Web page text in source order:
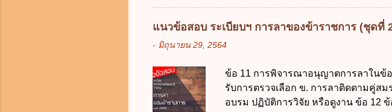
จากงบประมาณได้ ข้อ 2 ระเบียบกระทร
2562 ออกโดยอาศัยกฎหมายแม่บทใด
2561 ข. พระราชบัญญัติวินัยการเงินกา
เงินคงคลัง พ.ศ. 2491 ง. ระเบียบกระทร
ราชการผู้เบิกในส่วนภูมิภาคมีอำนาจเก็
สำรองจ่ายได้แห่งละไม่เกินเท่าใร ก.
10,000 บาท ข้อ 4 ดอกเบี้ยที่เกิดจากกา
แนวข้อสอบ ระเบียบฯ การลาของข้าราชการ (ชุดที่
- มิถุนายน 29, 2564
ข้อ 11 การพิจารณาอนุญาตการลาในข้
รับการตรวจเลือก ข. การลาติดตามคู่ส
อบรม ปฏิบัติการวิจัย หรือดูงาน ข้อ 12 ข้